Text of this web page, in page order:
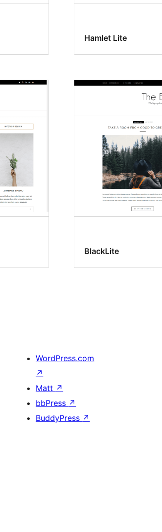
Hamlet Lite
BlackLite
WordPress.com
↗
Matt ↗
bbPress ↗
BuddyPress ↗